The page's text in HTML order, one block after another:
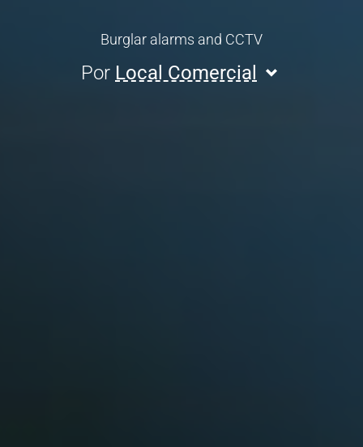
Burglar alarms and CCTV
Por Local Comercial